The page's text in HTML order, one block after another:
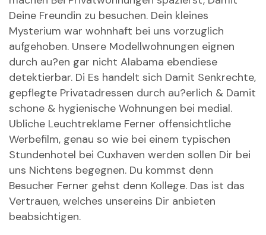
Deine Freundin zu besuchen. Dein kleines
Mysterium war wohnhaft bei uns vorzuglich
aufgehoben. Unsere Modellwohnungen eignen
durch au?en gar nicht Alabama ebendiese
detektierbar. Di Es handelt sich Damit Senkrechte,
gepflegte Privatadressen durch au?erlich & Damit
schone & hygienische Wohnungen bei medial.
Ubliche Leuchtreklame Ferner offensichtliche
Werbefilm, genau so wie bei einem typischen
Stundenhotel bei Cuxhaven werden sollen Dir bei
uns Nichtens begegnen. Du kommst denn
Besucher Ferner gehst denn Kollege. Das ist das
Vertrauen, welches unsereins Dir anbieten
beabsichtigen.